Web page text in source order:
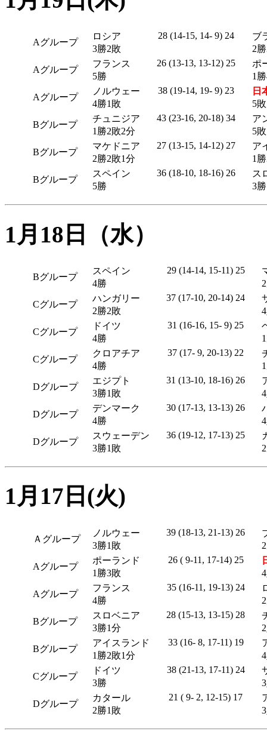
Aグループ
ロシア
3勝2敗
28 (14-15, 14- 9) 24
ブ
2
Aグループ
フランス
5勝
26 (13-13, 13-12) 25
ポ
1
Aグループ
ノルウェー
4勝1敗
38 (19-14, 19- 9) 23
日
5
Bグループ
チュニジア
1勝2敗2分
43 (23-16, 20-18) 34
ア
5敗
Bグループ
マケドニア
2勝2敗1分
27 (13-15, 14-12) 27
ア
1
Bグループ
スペイン
5勝
36 (18-10, 18-16) 26
ス
3
1月18日（水）
Bグループ
スペイン
4勝
29 (14-14, 15-11) 25
Cグループ
ハンガリー
2勝2敗
37 (17-10, 20-14) 24
Cグループ
ドイツ
4勝
31 (16-16, 15- 9) 25
Cグループ
クロアチア
4勝
37 (17- 9, 20-13) 22
Dグループ
エジプト
3勝1敗
31 (13-10, 18-16) 26
Dグループ
デンマーク
4勝
30 (17-13, 13-13) 26
Dグループ
スウェーデン
3勝1敗
36 (19-12, 17-13) 25
1月17日(火)
Ａグループ
ノルウェー
3勝1敗
39 (18-13, 21-13) 26
Aグループ
ポーランド
1勝3敗
26 ( 9-11, 17-14) 25
Aグループ
フランス
4勝
35 (16-11, 19-13) 24
Bグループ
スロベニア
3勝1分
28 (15-13, 13-15) 28
Bグループ
アイスランド
1勝2敗1分
33 (16- 8, 17-11) 19
Cグループ
ドイツ
3勝
38 (21-13, 17-11) 24
Dグループ
カタール
2勝1敗
21 ( 9- 2, 12-15) 17